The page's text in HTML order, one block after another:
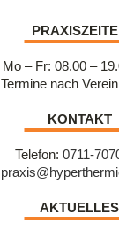
Mo – Fr: 08.00 –
Termine nach
KONTAKT
Telefon: 0711-
AKTUELLES